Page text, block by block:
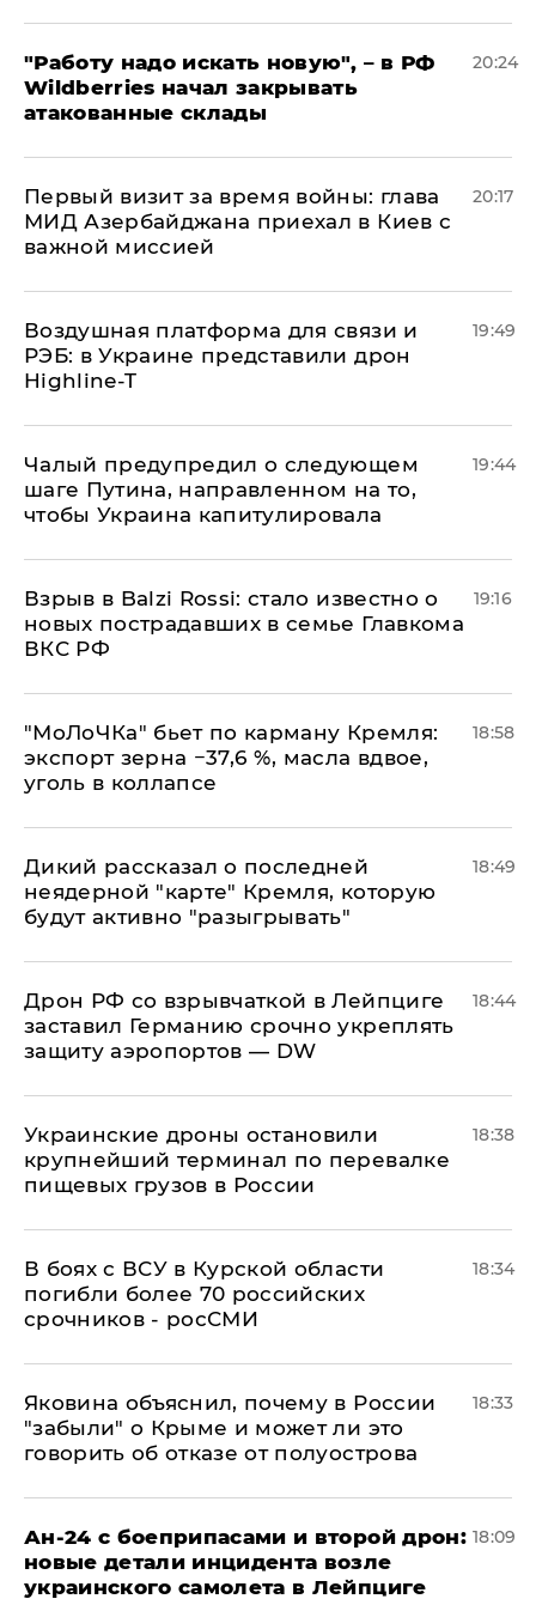
"Работу надо искать новую", – в РФ
Wildberries начал закрывать
атакованные склады
20:24
Первый визит за время войны: глава
МИД Азербайджана приехал в Киев с
важной миссией
20:17
Воздушная платформа для связи и
РЭБ: в Украине представили дрон
Highline-T
19:49
Чалый предупредил о следующем
шаге Путина, направленном на то,
чтобы Украина капитулировала
19:44
Взрыв в Balzi Rossi: стало известно о
новых пострадавших в семье Главкома
ВКС РФ
19:16
​"МоЛоЧКа" бьет по карману Кремля:
экспорт зерна −37,6 %, масла вдвое,
уголь в коллапсе
18:58
Дикий рассказал о последней
неядерной "карте" Кремля, которую
будут активно "разыгрывать"
18:49
​Дрон РФ со взрывчаткой в Лейпциге
заставил Германию срочно укреплять
защиту аэропортов — DW
18:44
Украинские дроны остановили
крупнейший терминал по перевалке
пищевых грузов в России
18:38
В боях с ВСУ в Курской области
погибли более 70 российских
срочников - росСМИ
18:34
Яковина объяснил, почему в России
"забыли" о Крыме и может ли это
говорить об отказе от полуострова
18:33
Ан-24 с боеприпасами и второй дрон:
новые детали инцидента возле
украинского самолета в Лейпциге
18:09